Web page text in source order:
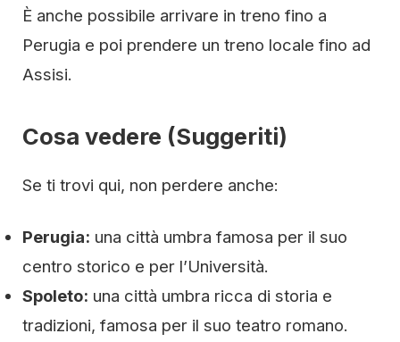
È anche possibile arrivare in treno fino a
Perugia e poi prendere un treno locale fino ad
Assisi.
Cosa vedere (Suggeriti)
Se ti trovi qui, non perdere anche:
Perugia: una città umbra famosa per il suo
centro storico e per l’Università.
Spoleto: una città umbra ricca di storia e
tradizioni, famosa per il suo teatro romano.